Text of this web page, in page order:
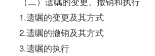
1.遗嘱的变更及其方式
2.遗嘱的撤销及其方式
3.遗嘱的执行